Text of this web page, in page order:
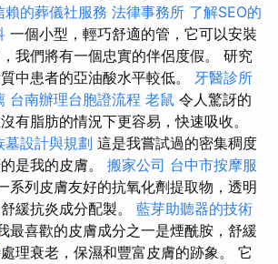
賴的葬儀社服務 法律事務所 了解SEO的
一個小型，輕巧舒適的管，它可以安裝
我們將有一個忠實的伴侶度假。 研究
中患者的亞油酸水平較低。 牙醫診所
台南辦理台胞證流程 老鼠 令人驚訝的
有脂肪的情況下更容易，快速吸收。
墓設計與規劃 這是我嘗試過的密集稠度
是我的皮膚。 搬家公司 台中市按摩服
系列皮膚友好的抗氧化劑提取物，透明
緩抗炎成分配製。 藍芽助聽器的技術
最喜歡的皮膚成分之一是煙酰胺，舒緩
理衰老，保濕和豐富皮膚的跡象。 它